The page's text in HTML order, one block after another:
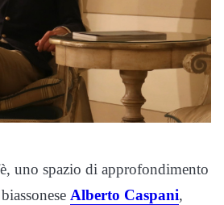
uno spazio di approfondimento
Alberto Caspani,